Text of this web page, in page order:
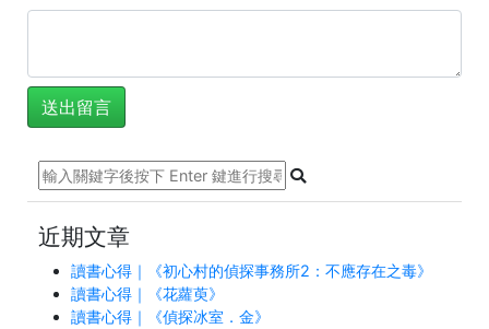
近期文章
讀書心得｜《初心村的偵探事務所2：不應存在之毒》
讀書心得｜《花蘿萸》
讀書心得｜《偵探冰室．金》